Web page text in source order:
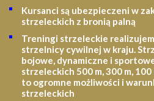
Kursanci są ubezpieczeni w
strzeleckich z bronią palną
Treningi strzeleckie
strzelnicy cywilnej w kraju.
bojowe, dynamiczne i
strzeleckich 500 m, 300 m, 100
to ogromne możliwości i
strzeleckich